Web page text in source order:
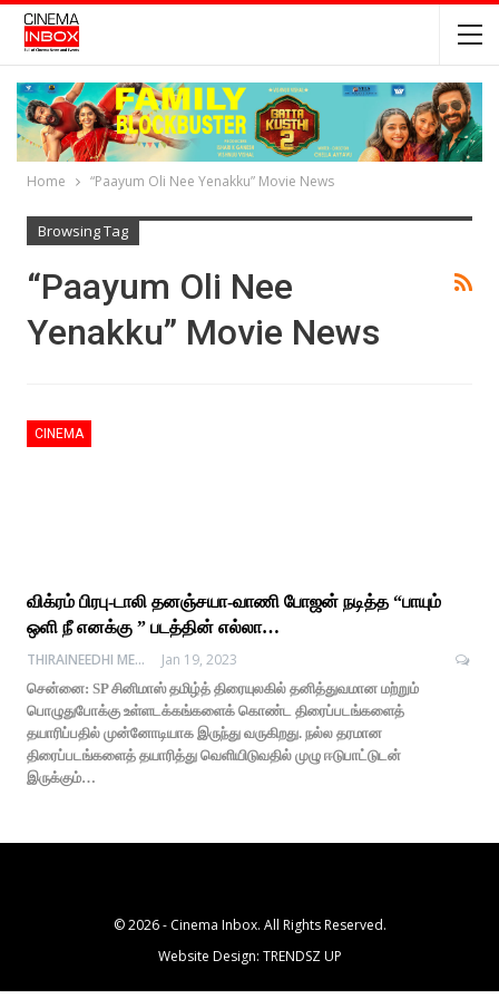
Home “Paayum Oli Nee Yenakku” Movie News
Browsing Tag
“Paayum Oli Nee
Yenakku” Movie News
CINEMA
விக்ரம் பிரபு-டாலி தனஞ்சயா-வாணி போஜன் நடித்த “பாயும்
ஒளி நீ எனக்கு ” படத்தின் எல்லா…
THIRAINEEDHI MEDIA
Jan 19, 2023
சென்னை: SP சினிமாஸ் தமிழ்த் திரையுலகில் தனித்துவமான மற்றும்
பொழுதுபோக்கு உள்ளடக்கங்களைக் கொண்ட திரைப்படங்களைத்
தயாரிப்பதில் முன்னோடியாக இருந்து வருகிறது. நல்ல தரமான
திரைப்படங்களைத் தயாரித்து வெளியிடுவதில் முழு ஈடுபாட்டுடன்
இருக்கும்…
© 2026 - Cinema Inbox. All Rights Reserved.
Website Design: TRENDSZ UP